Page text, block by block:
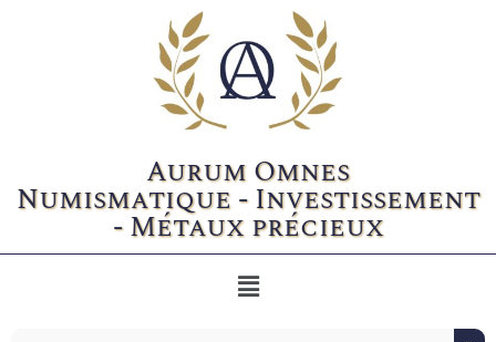
Aurum Omnes
Numismatique - Investissement
- Métaux précieux